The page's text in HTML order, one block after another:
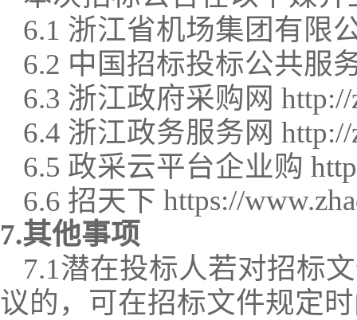
6.1 浙江省机场集团有限
6.2 中国招标投标公共服
6.3 浙江政府采购网 http://
6.4 浙江政务服务网
6.5 政采云平台企业购
6.6 招天下 https://
7.其他事项
7.1潜在投标人若对招标
议的，可在招标文件规定